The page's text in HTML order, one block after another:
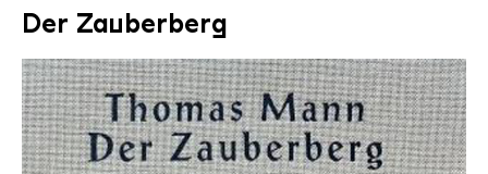
Der Zauberberg